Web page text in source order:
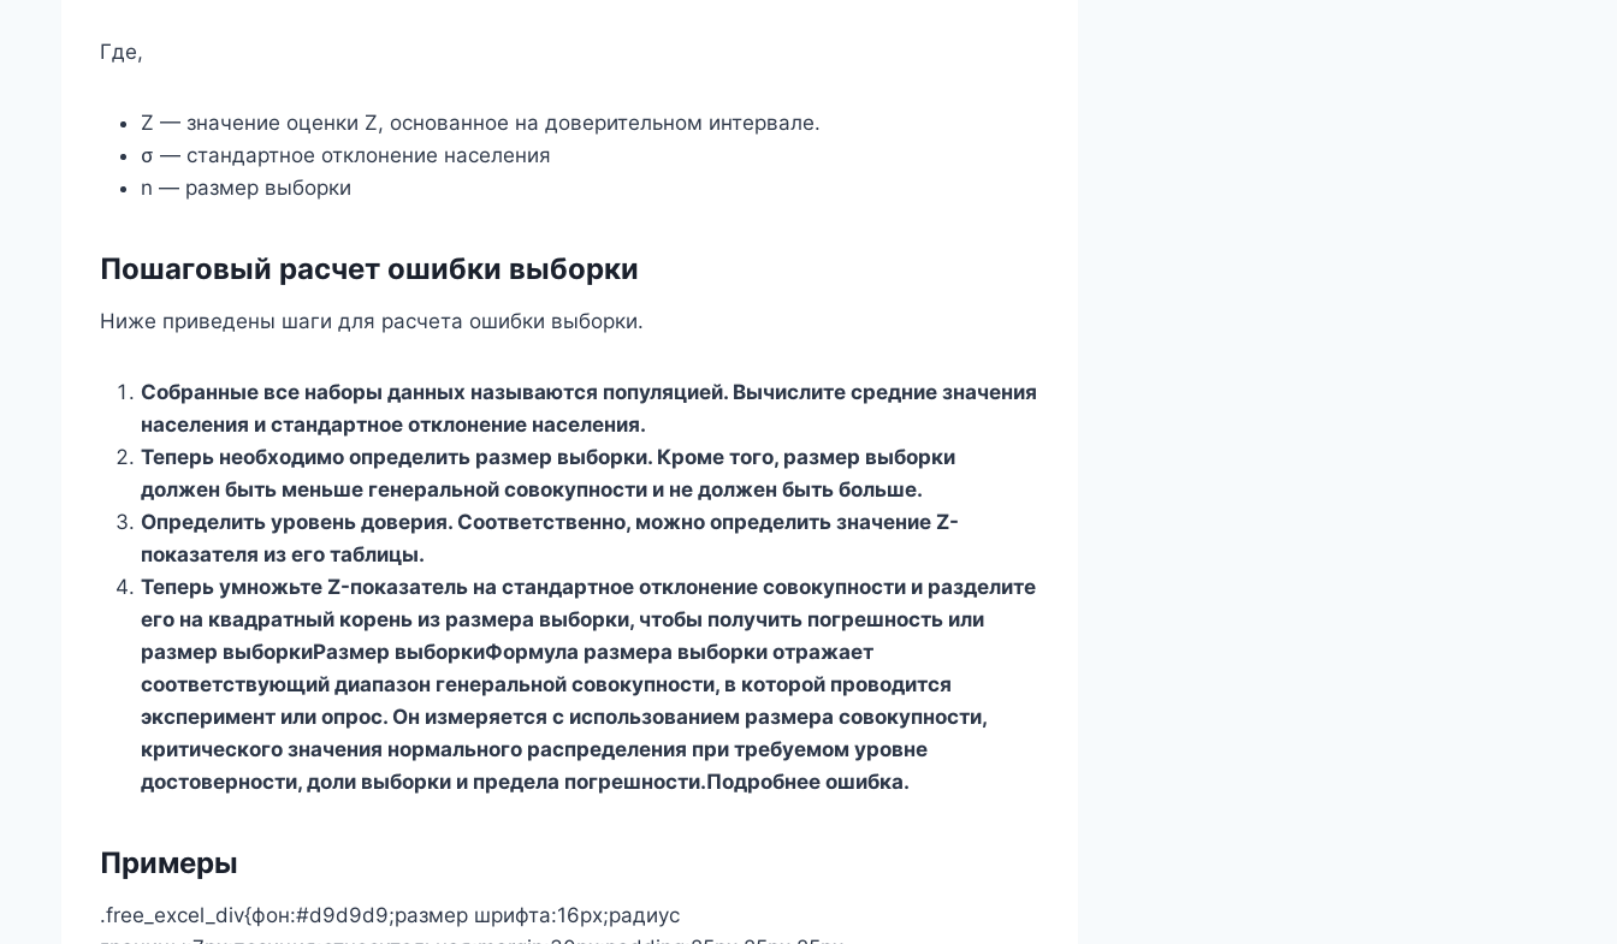
Где,
Z — значение оценки Z, основанное на доверительном интервале.
σ — стандартное отклонение населения
n — размер выборки
Пошаговый расчет ошибки выборки
Ниже приведены шаги для расчета ошибки выборки.
Собранные все наборы данных называются популяцией. Вычислите средние значения
населения и стандартное отклонение населения.
Теперь необходимо определить размер выборки. Кроме того, размер выборки
должен быть меньше генеральной совокупности и не должен быть больше.
Определить уровень доверия. Соответственно, можно определить значение Z-
показателя из его таблицы.
Теперь умножьте Z-показатель на стандартное отклонение совокупности и разделите
его на квадратный корень из размера выборки, чтобы получить погрешность или
размер выборкиРазмер выборкиФормула размера выборки отражает
соответствующий диапазон генеральной совокупности, в которой проводится
эксперимент или опрос. Он измеряется с использованием размера совокупности,
критического значения нормального распределения при требуемом уровне
достоверности, доли выборки и предела погрешности.Подробнее ошибка.
Примеры
.free_excel_div{фон:#d9d9d9;размер шрифта:16px;радиус